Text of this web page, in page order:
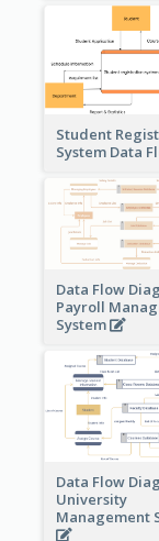
Student
System Data
Data Flow
Payroll
System
Data Flow
University
Management